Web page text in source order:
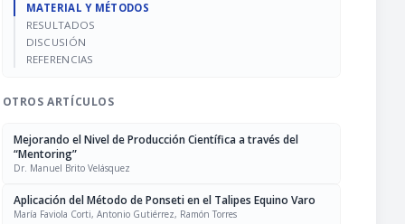
MATERIAL Y MÉTODOS
RESULTADOS
DISCUSIÓN
REFERENCIAS
OTROS ARTÍCULOS
Mejorando el Nivel de Producción Científica a través del
“Mentoring”
Dr. Manuel Brito Velásquez
Aplicación del Método de Ponseti en el Talipes Equino Varo
María Faviola Corti, Antonio Gutiérrez, Ramón Torres